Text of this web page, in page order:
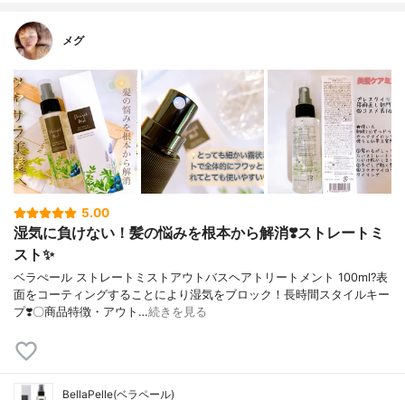
メグ
5.00
湿気に負けない！髪の悩みを根本から解消❣️ストレートミ
スト✨
ベラぺール ストレートミストアウトバスヘアトリートメント 100ml?表
面をコーティングすることにより湿気をブロック！長時間スタイルキー
プ❣️〇商品特徴・アウト…続きを見る
BellaPelle(ベラペール)